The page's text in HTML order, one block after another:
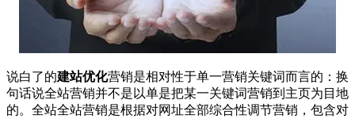
说白了的建站优化营销是相对性于单一营销关键词而言的：换
句话说全站营销并不是以单是把某一关键词营销到主页为目地
的。全站全站营销是根据对网址全部综合性调节营销，包含对